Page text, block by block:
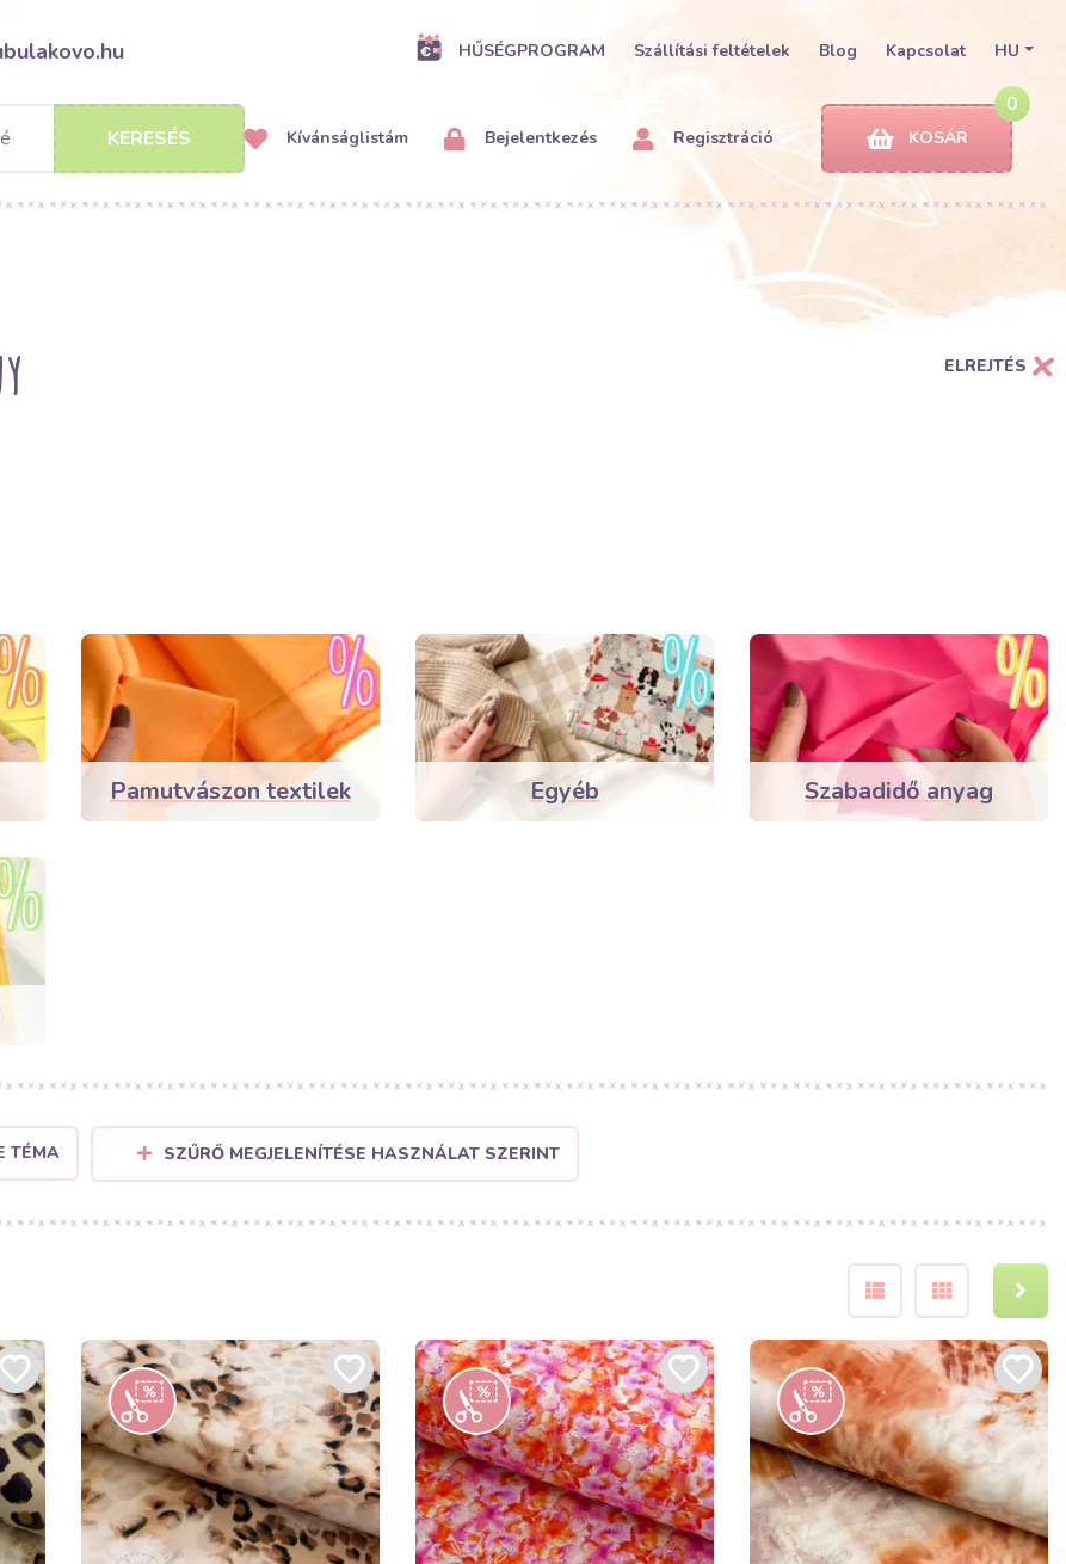
HŰSÉGPROGRAM Szállítási feltételek Blog Kapcsolat HU
KERESÉS Kívánságlistám Bejelentkezés Regisztráció
0
KOSÁR
ELREJTÉS
Pamutvászon textilek Egyéb Szabadidő anyag
TÉMA SZŰRŐ MEGJELENÍTÉSE HASZNÁLAT SZERINT